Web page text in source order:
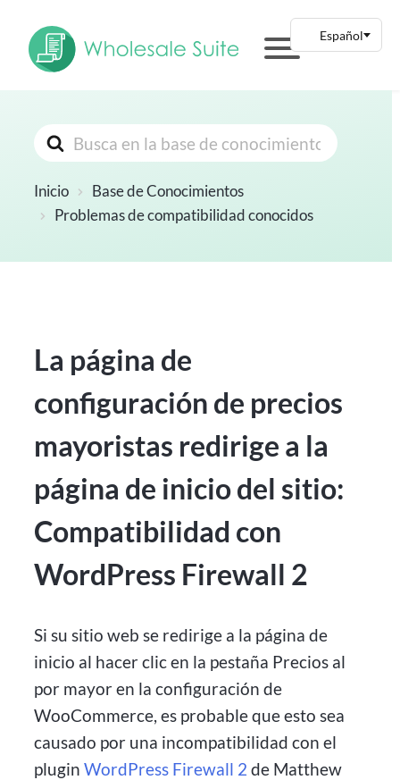
Buscar
Inicio
Base de Conocimientos
Problemas de compatibilidad conocidos
La página de
configuración de precios
mayoristas redirige a la
página de inicio del sitio:
Compatibilidad con
WordPress Firewall 2
Si su sitio web se redirige a la página de
inicio al hacer clic en la pestaña Precios al
por mayor en la configuración de
WooCommerce, es probable que esto sea
causado por una incompatibilidad con el
pluginWordPress Firewall 2 de Matthew